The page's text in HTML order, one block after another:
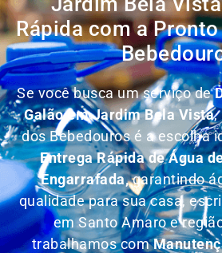
Rápida com a
Se você busca um serviço de
Galão em Jardim Bela Vista,
dos Bebedouros é a escolha
Entrega Rápida de Água
Engarrafada,garantindo
qualidade para sua casa,
em Santo Amaro e
trabalhamos com